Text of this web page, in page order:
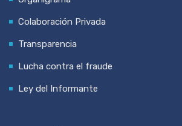
Colaboración Privada
Transparencia
Lucha contra el fraude
Ley del Informante